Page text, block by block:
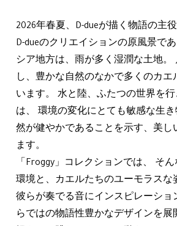
2026年春夏、D-dueが描く物語の主
D-dueのクリエイションの原風景で
シア地方は、雨が多く湿潤な土地。
し、豊かな自然のなかで多くのカエ
います。 水と陸、ふたつの世界を
は、 環境の変化にとても敏感な生
然が健やかであることを示す、美し
ます。
「Froggy」コレクションでは、 そ
環境と、カエルたちのユーモラスな
彼らが奏でる音にインスピレーショ
らではの物語性豊かなデザインを展